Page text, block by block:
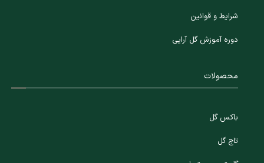
شرایط و قوانین
دوره آموزش گل آرایی
محصولات
باکس گل
تاج گل